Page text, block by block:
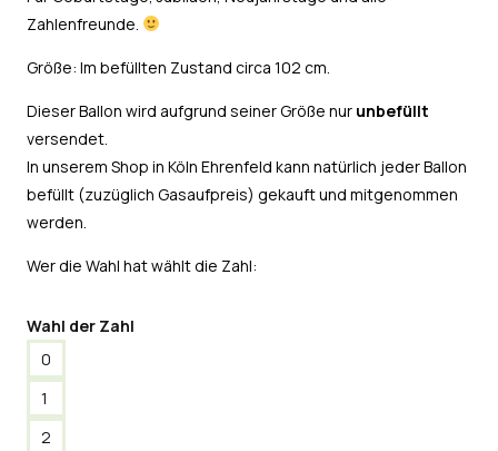
Zahlenfreunde.
Größe: Im befüllten Zustand circa 102 cm.
Dieser Ballon wird aufgrund seiner Größe nur unbefüllt
versendet.
In unserem Shop in Köln Ehrenfeld kann natürlich jeder Ballon
befüllt (zuzüglich Gasaufpreis) gekauft und mitgenommen
werden.
Wer die Wahl hat wählt die Zahl:
Wahl der Zahl
0
1
2